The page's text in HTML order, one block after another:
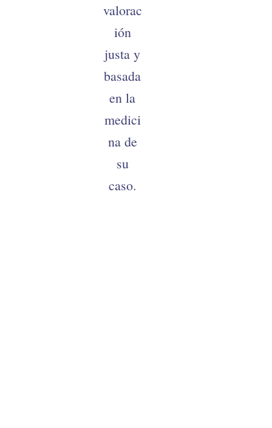
valorac
ión
justa y
basada
en la
medici
na de
su
caso.